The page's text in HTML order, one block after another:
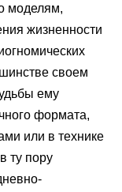
моделям,
жизненности
своем
ему
формата,
или в технике
ту пору